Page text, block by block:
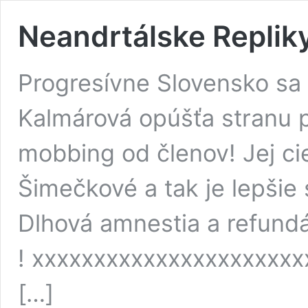
Neandrtálske
Progresívne Slovensko
Kalmárová opúšťa stranu
mobbing od členov! Jej
Šimečkové a tak je lepšie
Dlhová amnestia a
!
[…]